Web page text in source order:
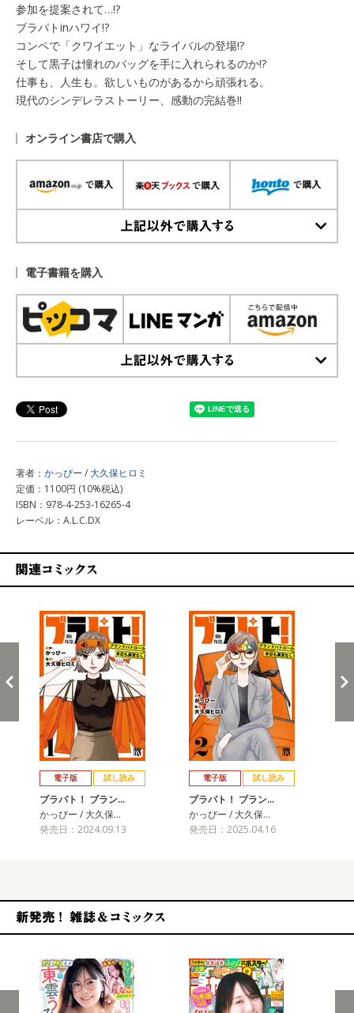
参加を提案されて…!?
ブラパトinハワイ!?
コンペで「クワイエット」なライバルの登場!?
そして黒子は憧れのバッグを手に入れられるのか!?
仕事も、人生も。欲しいものがあるから頑張れる。
現代のシンデレラストーリー、感動の完結巻!!
オンライン書店で購入
電子書籍を購入
著者： かっぴー /大久保ヒロミ
定価：1100円 (10%税込)
ISBN：978-4-253-16265-4
レーベル：A.L.C.DX
電子版 試し読み
ブラパト！ ブラン…
かっぴー / 大久保…
発売日：2024.09.13
電子版 試し読み
ブラパト！ ブラン…
かっぴー / 大久保…
発売日：2025.04.16